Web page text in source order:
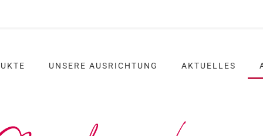
UNSERE AUSRICHTUNG AKTUELLES